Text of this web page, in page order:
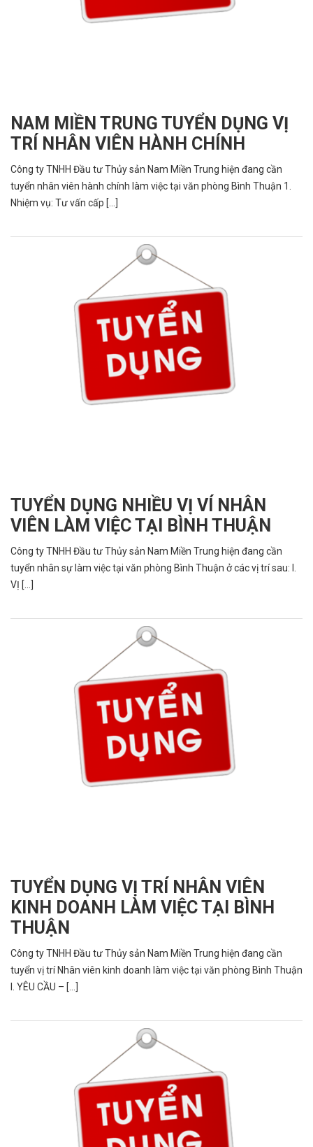
NAM MIỀN TRUNG TUYỂN DỤNG VỊ
TRÍ NHÂN VIÊN HÀNH CHÍNH
Công ty TNHH Đầu tư Thủy sản Nam Miền Trung hiện đang cần
tuyển nhân viên hành chính làm việc tại văn phòng Bình Thuận 1.
Nhiệm vụ: Tư vấn cấp [...]
TUYỂN DỤNG NHIỀU VỊ VÍ NHÂN
VIÊN LÀM VIỆC TẠI BÌNH THUẬN
Công ty TNHH Đầu tư Thủy sản Nam Miền Trung hiện đang cần
tuyển nhân sự làm việc tại văn phòng Bình Thuận ở các vị trí sau: I.
VỊ [...]
TUYỂN DỤNG VỊ TRÍ NHÂN VIÊN
KINH DOANH LÀM VIỆC TẠI BÌNH
THUẬN
Công ty TNHH Đầu tư Thủy sản Nam Miền Trung hiện đang cần
tuyển vị trí Nhân viên kinh doanh làm việc tại văn phòng Bình Thuận
I. YÊU CẦU – [...]